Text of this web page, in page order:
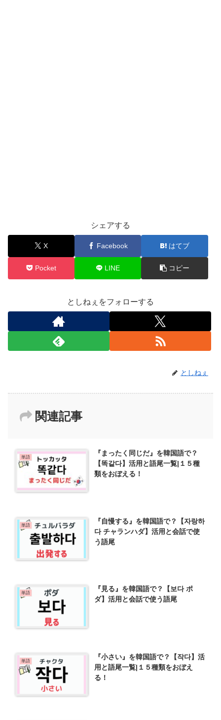
シェアする
X Facebook はてブ
Pocket LINE コピー
としねぇをフォローする
としねぇ
関連記事
単語
『まったく同じだ』を韓国語で？
【똑같다】活用と語尾一覧|１５種
類をおぼえる！
単語
『自慢する』を韓国語で？【자랑하
다 チャランハダ】活用と会話で使
う語尾
単語
『見る』を韓国語で？【보다 ポ
ダ】活用と会話で使う語尾
単語
『小さい』を韓国語で？【작다】活
用と語尾一覧|１５種類をおぼえ
る！